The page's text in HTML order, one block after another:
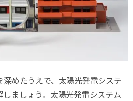
めたうえで、太陽光発電システ
ましょう。太陽光発電システム